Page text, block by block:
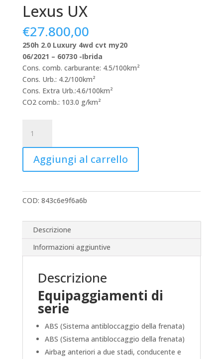
Lexus UX
€27.800,00
250h 2.0 Luxury 4wd cvt my20
06/2021 – 60730 -Ibrida
Cons. comb. carburante: 4.5/100km²
Cons. Urb.: 4.2/100km²
Cons. Extra Urb.:4.6/100km²
CO2 comb.: 103.0 g/km²
quantità
Aggiungi al carrello
COD: 843c6e9f6a6b
Descrizione
Informazioni aggiuntive
Descrizione
Equipaggiamenti di
serie
ABS (Sistema antibloccaggio della frenata)
ABS (Sistema antibloccaggio della frenata)
Airbag anteriori a due stadi, conducente e